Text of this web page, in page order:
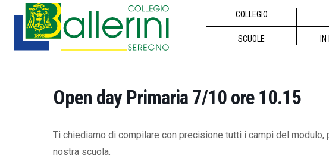
COLLEGIO
SCUOLE
Open day Primaria 7/10 ore 10.15
Ti chiediamo di compilare con precisione tutti i campi del
nostra scuola.